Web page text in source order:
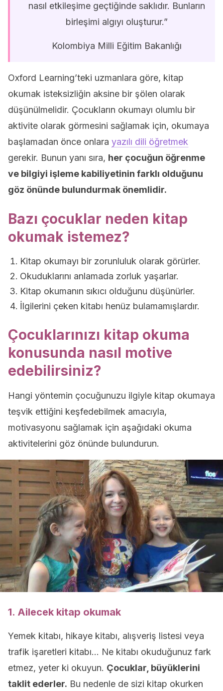
nasıl etkileşime geçtiğinde saklıdır. Bunların
birleşimi algıyı oluşturur.”
Kolombiya Milli Eğitim Bakanlığı
Oxford Learning’teki uzmanlara göre, kitap
okumak isteksizliğin aksine bir şölen olarak
düşünülmelidir. Çocukların okumayı olumlu bir
aktivite olarak görmesini sağlamak için, okumaya
başlamadan önce onlara yazılı dili öğretmek
gerekir. Bunun yanı sıra, her çocuğun öğrenme
ve bilgiyi işleme kabiliyetinin farklı olduğunu
göz önünde bulundurmak önemlidir.
Bazı çocuklar neden kitap
okumak istemez?
Kitap okumayı bir zorunluluk olarak görürler.
Okuduklarını anlamada zorluk yaşarlar.
Kitap okumanın sıkıcı olduğunu düşünürler.
İlgilerini çeken kitabı henüz bulamamışlardır.
Çocuklarınızı kitap okuma
konusunda nasıl motive
edebilirsiniz?
Hangi yöntemin çocuğunuzu ilgiyle kitap okumaya
teşvik ettiğini keşfedebilmek amacıyla,
motivasyonu sağlamak için aşağıdaki okuma
aktivitelerini göz önünde bulundurun.
1. Ailecek kitap okumak
Yemek kitabı, hikaye kitabı, alışveriş listesi veya
trafik işaretleri kitabı… Ne kitabı okuduğunuz fark
etmez, yeter ki okuyun. Çocuklar, büyüklerini
taklit ederler. Bu nedenle de sizi kitap okurken